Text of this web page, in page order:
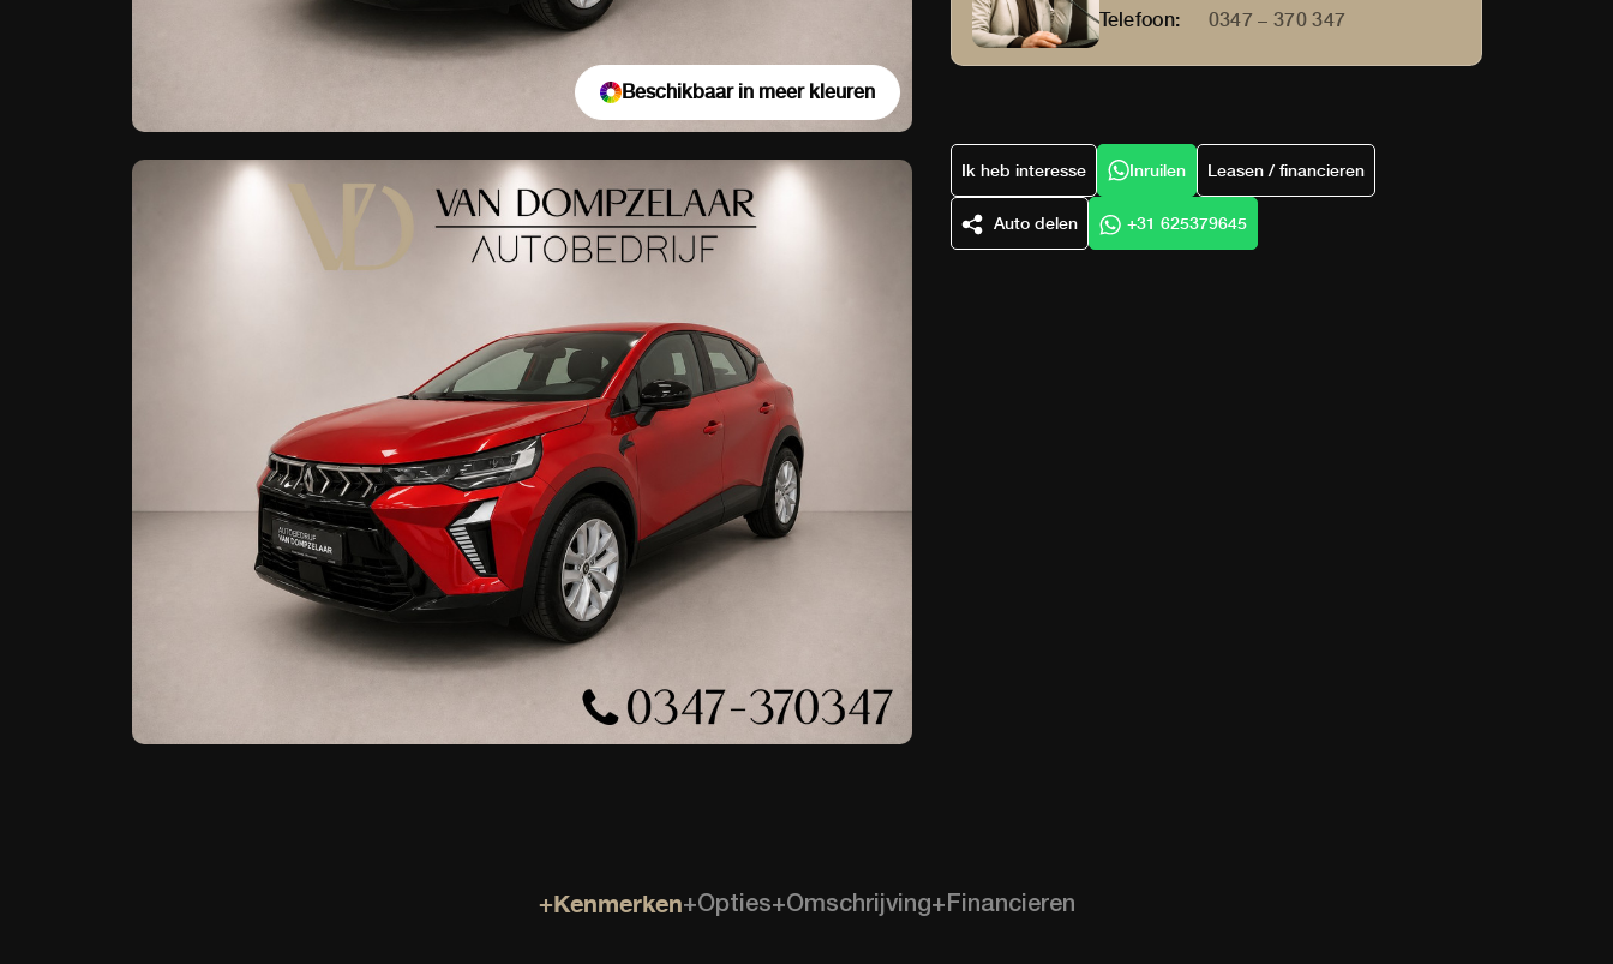
Beschikbaar in meer kleuren
Telefoon:
0347 – 370 347
Ik heb interesse Inruilen Leasen / financieren
Auto delen +31 625379645
+Kenmerken+Opties+Omschrijving+Financieren